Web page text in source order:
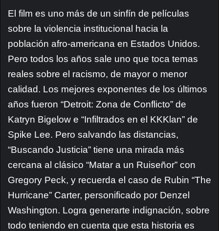
El film es uno más de un sinfín de películas
sobre la violencia institucional hacia la
población afro-americana en Estados Unidos.
Pero todos los años sale uno que toca temas
reales sobre el racismo, de mayor o menor
calidad. Los mejores exponentes de los últimos
años fueron “Detroit: Zona de Conflicto” de
Katryn Bigelow e “Infiltrados en el KKKlan” de
Spike Lee. Pero salvando las distancias,
“Buscando Justicia” tiene una mirada más
cercana al clásico “Matar a un Ruiseñor” con
Gregory Peck, y recuerda el caso de Rubin “The
Hurricane” Carter, personificado por Denzel
Washington. Logra generarte indignación, sobre
todo teniendo en cuenta que esta historia es